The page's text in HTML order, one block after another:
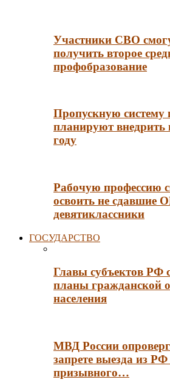
Участники СВО
получить второе
профобразование
Пропускную систему
планируют внедрить
году
Рабочую профессию
освоить не сдавшие
девятиклассники
ГОСУДАРСТВО
Главы субъектов РФ
планы гражданской
населения
МВД России
запрете выезда из
призывного…